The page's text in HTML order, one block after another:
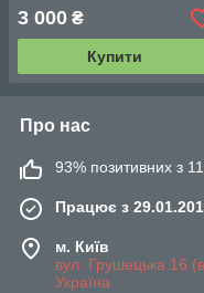
3 000 ₴
Купити
Про нас
93% позитивних з
Працює з
м. Київ
вул. Грушецька 16
Україна